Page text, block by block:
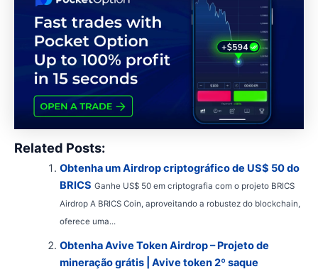
Related Posts:
Obtenha um Airdrop criptográfico de US$ 50 do
BRICS Ganhe US$ 50 em criptografia com o projeto BRICS
Airdrop A BRICS Coin, aproveitando a robustez do blockchain,
oferece uma...
Obtenha Avive Token Airdrop – Projeto de
mineração grátis | Avive token 2º saque